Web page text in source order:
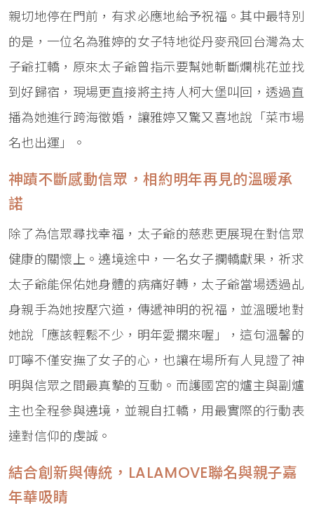
親切地停在門前，有求必應地給予祝福。其中最特別
的是，一位名為雅婷的女子特地從丹麥飛回台灣為太
子爺扛轎，原來太子爺曾指示要幫她斬斷爛桃花並找
到好歸宿，現場更直接將主持人柯大堡叫回，透過直
播為她進行跨海徵婚，讓雅婷又驚又喜地說「菜市場
名也出運」。
神蹟不斷感動信眾，相約明年再見的溫暖承
諾
除了為信眾尋找幸福，太子爺的慈悲更展現在對信眾
健康的關懷上。遶境途中，一名女子攔轎獻果，祈求
太子爺能保佑她身體的病痛好轉，太子爺當場透過乩
身親手為她按壓穴道，傳遞神明的祝福，並溫暖地對
她說「應該輕鬆不少，明年愛擱來喔」，這句溫馨的
叮嚀不僅安撫了女子的心，也讓在場所有人見證了神
明與信眾之間最真摯的互動。而護國宮的爐主與副爐
主也全程參與遶境，並親自扛轎，用最實際的行動表
達對信仰的虔誠。
結合創新與傳統，LALAMOVE聯名與親子嘉
年華吸睛